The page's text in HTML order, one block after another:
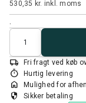
530,35 kr. inkl. moms
Antal
local_shipping Fri fragt ved køb
timer Hurtig levering
home Mulighed for
security Sikker betaling